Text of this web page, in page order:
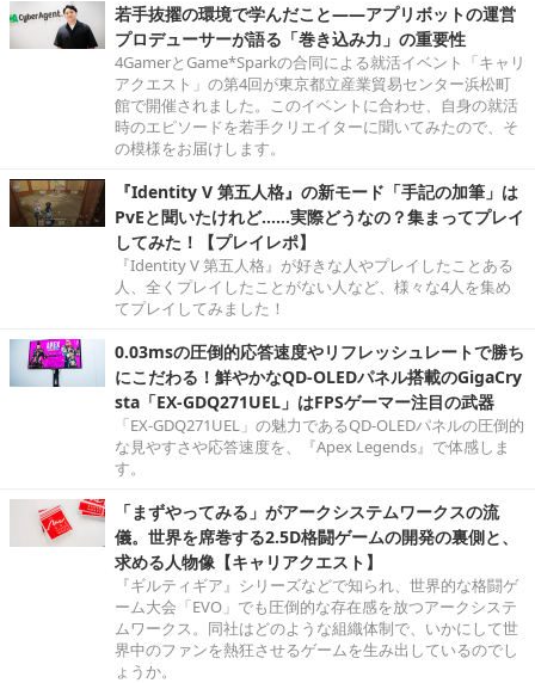
若手抜擢の環境で学んだこと――アプリボットの運営
プロデューサーが語る「巻き込み力」の重要性
4GamerとGame*Sparkの合同による就活イベント「キャリ
アクエスト」の第4回が東京都立産業貿易センター浜松町
館で開催されました。このイベントに合わせ、自身の就活
時のエピソードを若手クリエイターに聞いてみたので、そ
の模様をお届けします。
『Identity V 第五人格』の新モード「手記の加筆」は
PvEと聞いたけれど……実際どうなの？集まってプレイ
してみた！【プレイレポ】
『Identity V 第五人格』が好きな人やプレイしたことある
人、全くプレイしたことがない人など、様々な4人を集め
てプレイしてみました！
0.03msの圧倒的応答速度やリフレッシュレートで勝ち
にこだわる！鮮やかなQD-OLEDパネル搭載のGigaCry
sta「EX-GDQ271UEL」はFPSゲーマー注目の武器
「EX-GDQ271UEL」の魅力であるQD-OLEDパネルの圧倒的
な見やすさや応答速度を、『Apex Legends』で体感しま
す。
「まずやってみる」がアークシステムワークスの流
儀。世界を席巻する2.5D格闘ゲームの開発の裏側と、
求める人物像【キャリアクエスト】
『ギルティギア』シリーズなどで知られ、世界的な格闘ゲ
ーム大会「EVO」でも圧倒的な存在感を放つアークシステ
ムワークス。同社はどのような組織体制で、いかにして世
界中のファンを熱狂させるゲームを生み出しているのでし
ょうか。